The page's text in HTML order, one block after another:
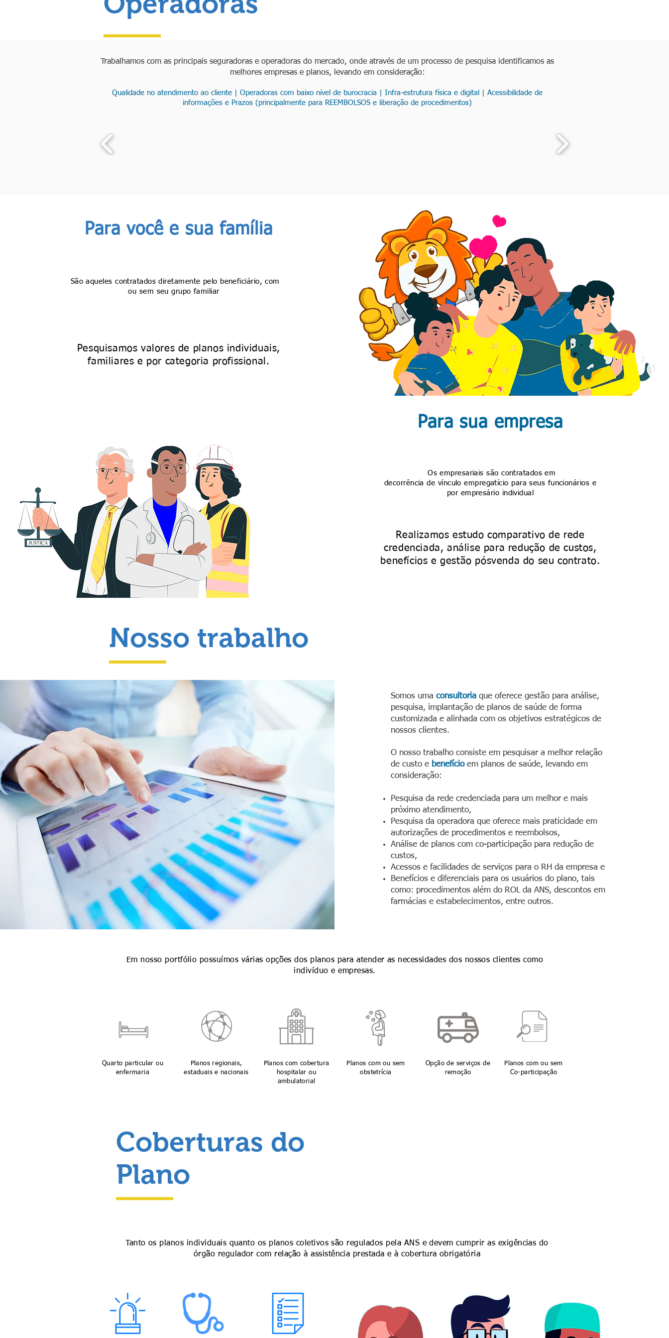
Trabalhamos com as principais seguradoras e operadoras do mercado, onde através de um processo de pesquisa identificamos as
melhores empresas e planos, levando em consideração:
Qualidade no atendimento ao cliente | Operadoras com baixo nível de burocracia | Infra-estrutura física e digital | Acessibilidade de
informações e Prazos (principalmente para REEMBOLSOS e liberação de procedimentos)
Para você e sua família
São aqueles contratados diretamente pelo beneficiário, com
ou sem seu grupo familiar
Pesquisamos valores de planos individuais,
familiares e por categoria profissional.
Para sua empresa
Os empresariais são contratados em
decorrência de vínculo empregatício para seus funcionários e
por empresário individual
Realizamos estudo comparativo de rede
credenciada, análise para redução de custos,
benefícios e gestão pósvenda do seu contrato.
Nosso trabalho
Somos uma consultoria que oferece gestão para análise,
pesquisa, implantação de planos de saúde de forma
customizada e alinhada com os objetivos estratégicos de
nossos clientes.
O nosso trabalho consiste em pesquisar a melhor relação
de custo e benefício em planos de saúde, levando em
consideração:
Pesquisa da rede credenciada para um melhor e mais
próximo atendimento,
Pesquisa da operadora que oferece mais praticidade em
autorizações de procedimentos e reembolsos,
Análise de planos com co-participação para redução de
custos,
Acessos e facilidades de serviços para o RH da empresa e
Benefícios e diferenciais para os usuários do plano, tais
como: procedimentos além do ROL da ANS, descontos em
farmácias e estabelecimentos, entre outros.
Em nosso portfólio possuímos várias opções dos planos para atender as necessidades dos nossos clientes como
indivíduo e empresas.
Quarto particular ou
enfermaria
Planos regionais,
estaduais e nacionais
Planos com cobertura
hospitalar ou
ambulatorial
Planos com ou sem
obstetrícia
Opção de serviços de
remoção
Planos com ou sem
Co-participação
Coberturas do
Plano
Tanto os planos individuais quanto os planos coletivos são regulados pela ANS e devem cumprir as exigências do
órgão regulador com relação à assistência prestada e à cobertura obrigatória